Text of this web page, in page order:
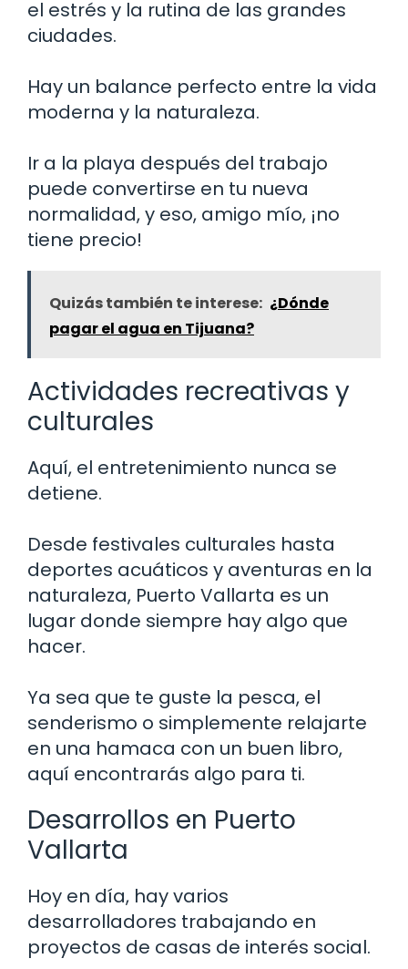
el estrés y la rutina de las grandes
ciudades.
Hay un balance perfecto entre la vida
moderna y la naturaleza.
Ir a la playa después del trabajo
puede convertirse en tu nueva
normalidad, y eso, amigo mío, ¡no
tiene precio!
Quizás también te interese: ¿Dónde
pagar el agua en Tijuana?
Actividades recreativas y
culturales
Aquí, el entretenimiento nunca se
detiene.
Desde festivales culturales hasta
deportes acuáticos y aventuras en la
naturaleza, Puerto Vallarta es un
lugar donde siempre hay algo que
hacer.
Ya sea que te guste la pesca, el
senderismo o simplemente relajarte
en una hamaca con un buen libro,
aquí encontrarás algo para ti.
Desarrollos en Puerto
Vallarta
Hoy en día, hay varios
desarrolladores trabajando en
proyectos de casas de interés social.